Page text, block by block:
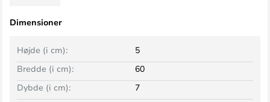
Dimensioner
Bredde (i cm): 60
Højde (i cm): 5
Dybde (i cm): 7